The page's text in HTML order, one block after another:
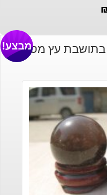
בתושבת עץ מסוגננת
מבצע!